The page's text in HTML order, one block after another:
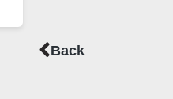
Prev
Back